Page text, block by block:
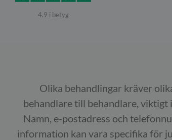
4.9 i betyg
Olika behandlingar kräver
behandlare till behandlare, viktigt
Namn, e-postadress och
information kan vara specifika för